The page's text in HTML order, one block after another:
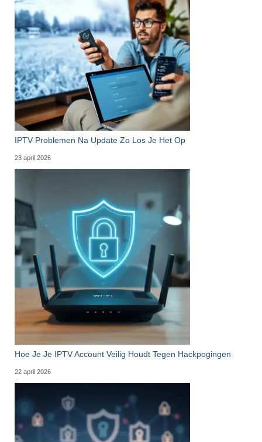
IPTV Problemen Na Update Zo Los Je Het Op
23 april 2026
Hoe Je Je IPTV Account Veilig Houdt Tegen Hackpogingen
22 april 2026